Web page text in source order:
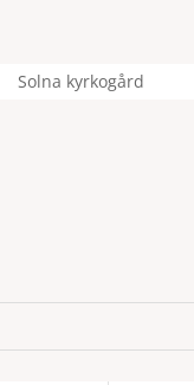
Solna kyrkogård